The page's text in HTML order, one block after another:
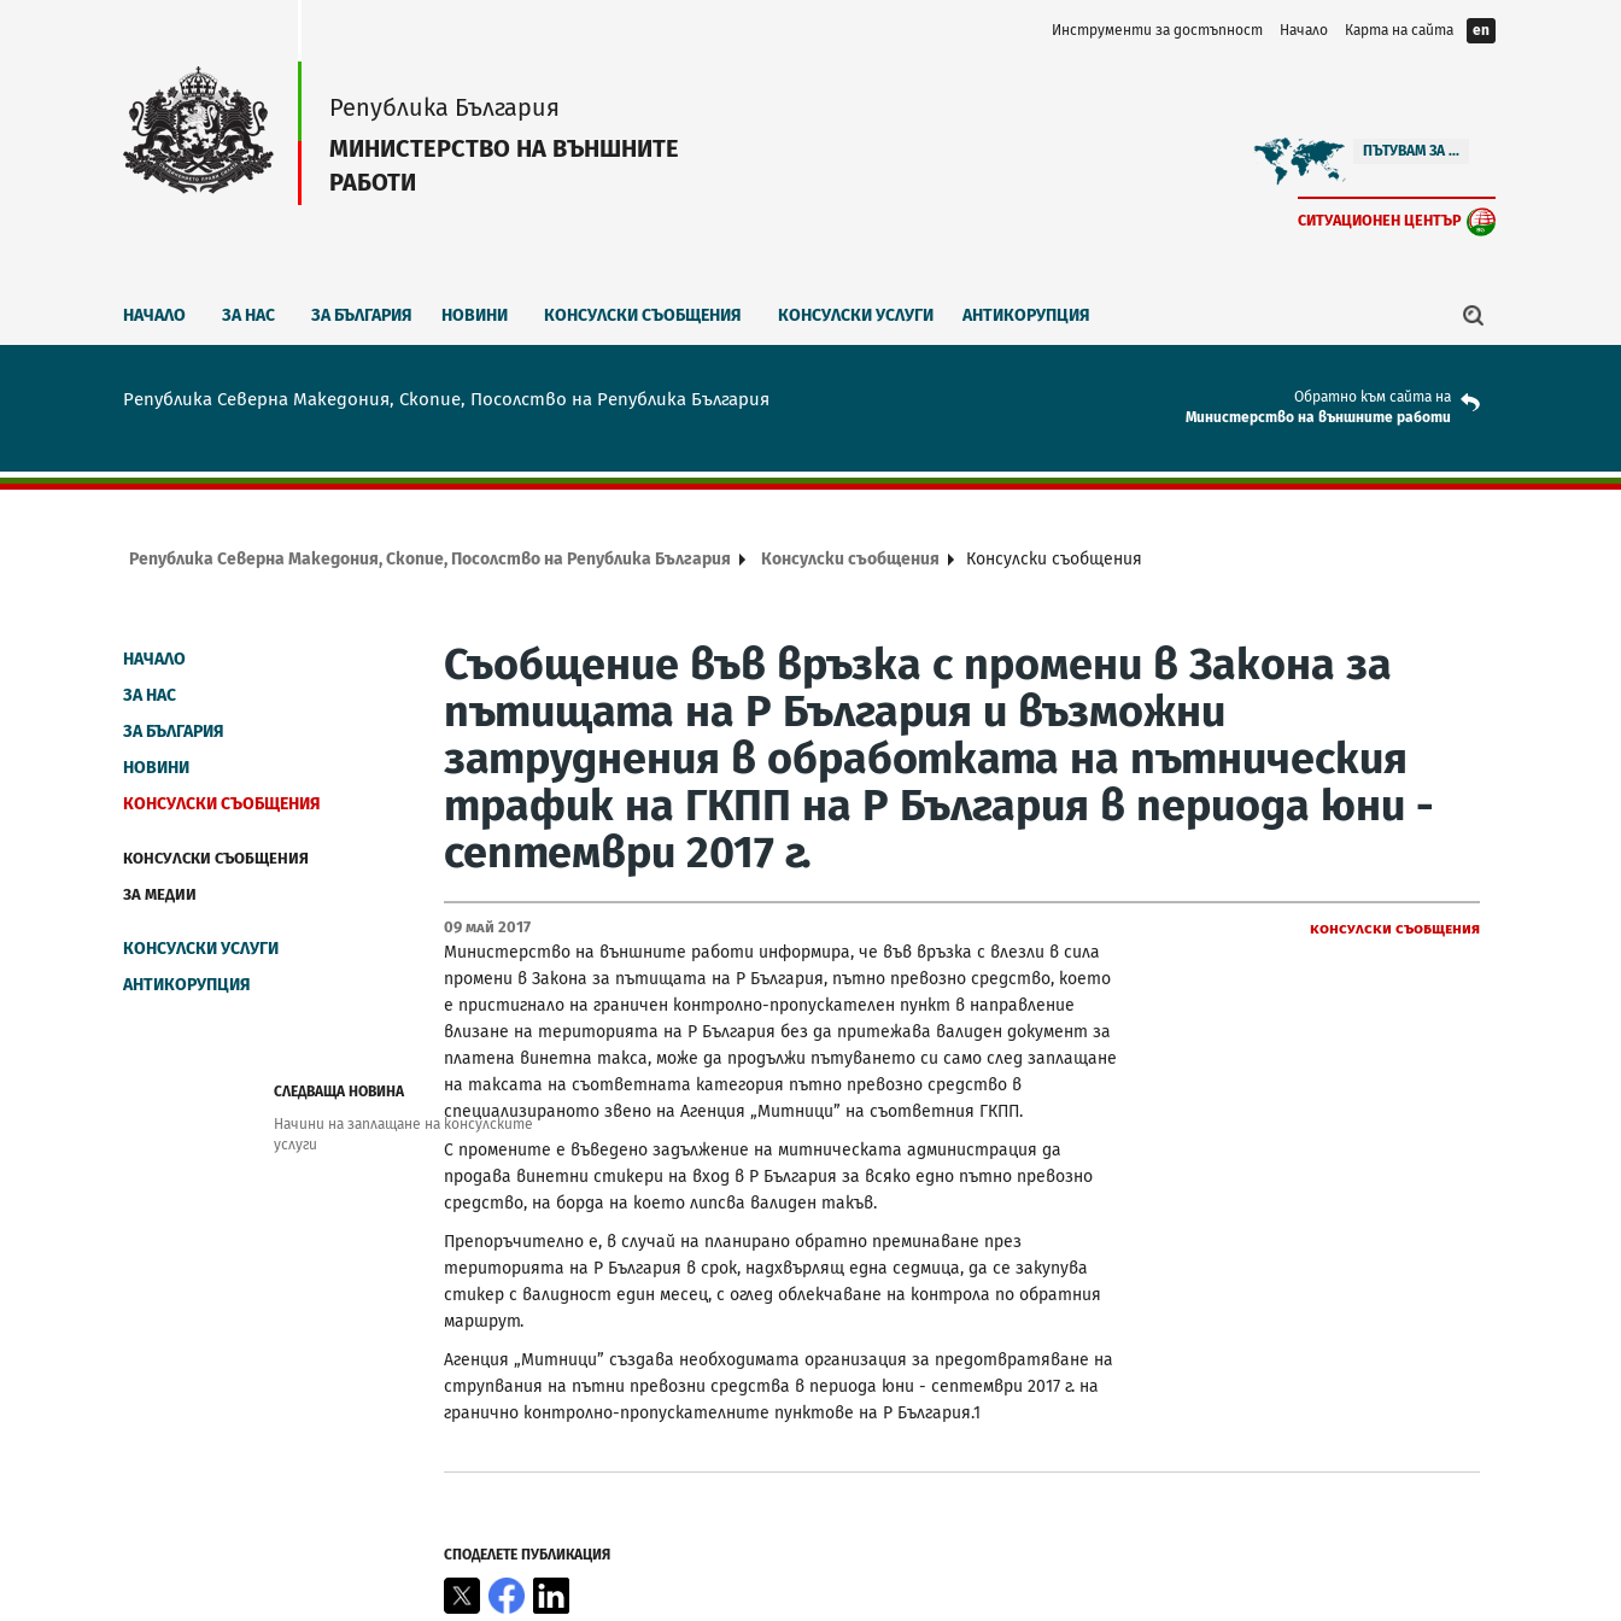
Инструменти за достъпност Начало Карта на сайта en
Република България
МИНИСТЕРСТВО НА ВЪНШНИТЕ
РАБОТИ
ПЪТУВАМ ЗА ...
СИТУАЦИОНЕН ЦЕНТЪР
НАЧАЛО ЗА НАС ЗА БЪЛГАРИЯ НОВИНИ КОНСУЛСКИ СЪОБЩЕНИЯ КОНСУЛСКИ УСЛУГИ АНТИКОРУПЦИЯ
Република Северна Македония, Скопие, Посолство на Република България
Обратно към сайта на
Mинистерство на външните работи
Република Северна Македония, Скопие, Посолство на Република България Консулски съобщения Консулски съобщения
НАЧАЛО
ЗА НАС
ЗА БЪЛГАРИЯ
НОВИНИ
КОНСУЛСКИ СЪОБЩЕНИЯ
КОНСУЛСКИ СЪОБЩЕНИЯ
ЗА МЕДИИ
КОНСУЛСКИ УСЛУГИ
АНТИКОРУПЦИЯ
СЛЕДВАЩА НОВИНА
Начини на заплащане на консулските
услуги
Съобщение във връзка с промени в Закона за
пътищата на Р България и възможни
затруднения в обработката на пътническия
трафик на ГКПП на Р България в периода юни -
септември 2017 г.
09 Май 2017 Консулски съобщения
Министерство на външните работи информира, че във връзка с влезли в сила
промени в Закона за пътищата на Р България, пътно превозно средство, което
е пристигнало на граничен контролно-пропускателен пункт в направление
влизане на територията на Р България без да притежава валиден документ за
платена винетна такса, може да продължи пътуването си само след заплащане
на таксата на съответната категория пътно превозно средство в
специализираното звено на Агенция „Митници” на съответния ГКПП.
С промените е въведено задължение на митническата администрация да
продава винетни стикери на вход в Р България за всяко едно пътно превозно
средство, на борда на което липсва валиден такъв.
Препоръчително е, в случай на планирано обратно преминаване през
територията на Р България в срок, надхвърлящ една седмица, да се закупува
стикер с валидност един месец, с оглед облекчаване на контрола по обратния
маршрут.
Агенция „Митници” създава необходимата организация за предотвратяване на
струпвания на пътни превозни средства в периода юни - септември 2017 г. на
гранично контролно-пропускателните пунктове на Р България.1
СПОДЕЛЕТЕ ПУБЛИКАЦИЯ
X Facebook